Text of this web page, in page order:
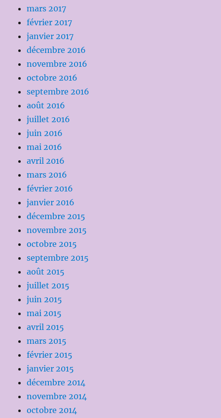
mars 2017
février 2017
janvier 2017
décembre 2016
novembre 2016
octobre 2016
septembre 2016
août 2016
juillet 2016
juin 2016
mai 2016
avril 2016
mars 2016
février 2016
janvier 2016
décembre 2015
novembre 2015
octobre 2015
septembre 2015
août 2015
juillet 2015
juin 2015
mai 2015
avril 2015
mars 2015
février 2015
janvier 2015
décembre 2014
novembre 2014
octobre 2014